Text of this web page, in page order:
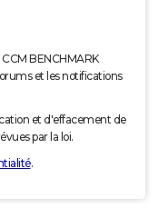
BENCHMARK
et les notifications
et d'effacement de
par la loi.
.